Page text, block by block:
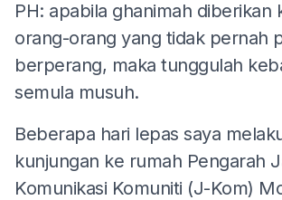
PH: apabila ghanimah diberikan
orang-orang yang tidak pernah
berperang, maka tunggulah
semula musuh.
Beberapa hari lepas saya
kunjungan ke rumah Pengarah
Komunikasi Komuniti (J-Kom)